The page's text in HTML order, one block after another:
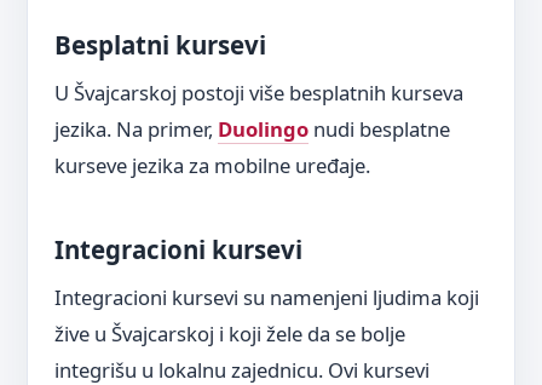
Besplatni kursevi
U Švajcarskoj postoji više besplatnih kurseva
jezika. Na primer, Duolingo nudi besplatne
kurseve jezika za mobilne uređaje.
Integracioni kursevi
Integracioni kursevi su namenjeni ljudima koji
žive u Švajcarskoj i koji žele da se bolje
integrišu u lokalnu zajednicu. Ovi kursevi